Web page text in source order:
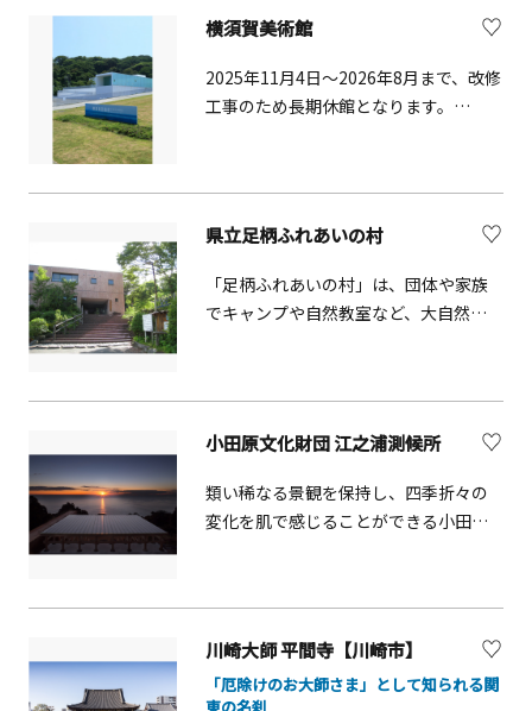
や三浦半島ゆかりの作家の作品を展示
する「横須賀美術館」もあり、公園を
含む周辺地では、自然・歴史・文化
と、多彩な魅力を楽しむことができま
す。展望台からは東京都心や多摩川な
ど360度のパノラマが楽しめます。※ 展
望台開放時間 9：00~17：00 【施設概
形山のサクラ、初夏にはハナショウ
の自然を感じられます。園内には、各
地の伝統的な民家を集めた「日本民家
など個性あふれる文化施設が点在。さ
す。【花の見頃】ヤマツツジ：5月上
旬、ヤマユリ：7月中旬～8月上旬、カ
ョウブが植栽されています。例年の花
期は 5 月下旬～6 月中旬です。しょうぶ
園の中心には東屋が立っており、風情
ある風景を楽しむことができます。
横須賀美術館
2025年11月4日～2026年8月まで、改修
工事のため長期休館となります。
ミュージアムショップは、 2025年11月
4日～2026年3月まで休業予定。※オン
ラインミュージアムショップにつきま
しては、休業期間中も営業自然豊かな
三浦半島の東端、風光明媚な観音崎に
タリアンレストランも人気です。
県立足柄ふれあいの村
「足柄ふれあいの村」は、団体や家族
でキャンプや自然教室など、大自然の
ラムがたくさん用意されており、野外
炊事プログラムでは、薪を使ったBBQ
などが楽しめます。また、一年を通し
てキャンプイベントも行っており、自
然の中で貴重な思い出が作れます。利
小田原文化財団 江之浦測候所
類い稀なる景観を保持し、四季折々の
変化を肌で感じることができる小田原
が敷地全体を設計した壮大なランドス
所」です。天空を測候することで自身
の場を確認し、アートの起源に立ち戻
川崎大師 平間寺【川崎市】
「厄除けのお大師さま」として知られる関